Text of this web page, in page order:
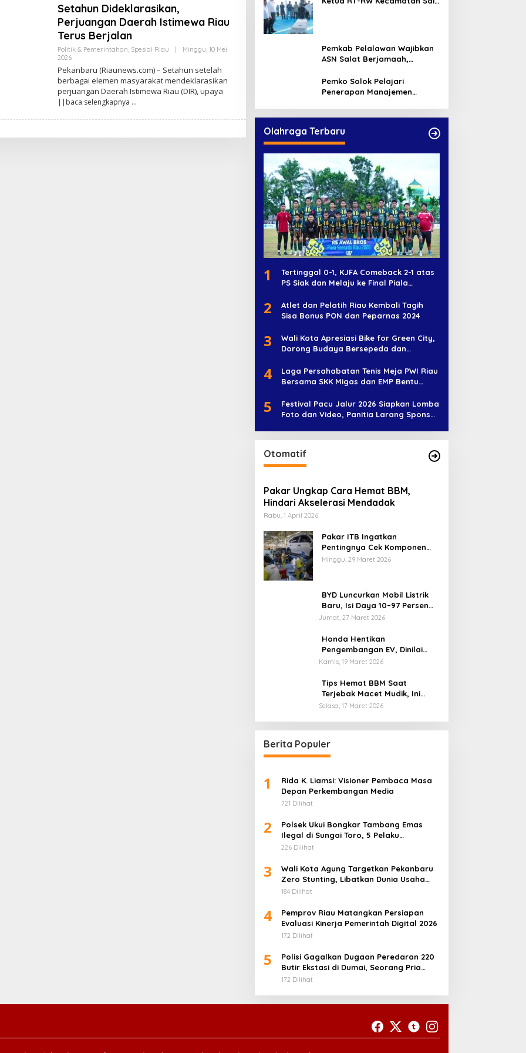
Setahun Dideklarasikan,
Perjuangan Daerah Istimewa Riau
Terus Berjalan
Politik & Pemerintahan, Spesial Riau
Minggu, 10 Mei
2026O
E
H
A
N
A
P
Pekanbaru (Riaunews.com) – Setahun setelah
berbagai elemen masyarakat mendeklarasikan
perjuangan Daerah Istimewa Riau (DIR), upaya
||baca selengkapnya
Pemkab Pelalawan Wajibkan
ASN Salat Berjamaah,
Jadi Empat Kali
Pemko Solok Pelajari
Penerapan Manajemen
Olahraga Terbaru
1
Tertinggal 0-1, KJFA Comeback 2-1 atas
PS Siak dan Melaju ke Final Piala
2
Atlet dan Pelatih Riau Kembali Tagih
Sisa Bonus PON dan Peparnas 2024
3
Wali Kota Apresiasi Bike for Green City,
Dorong Budaya Bersepeda dan
4
Laga Persahabatan Tenis Meja PWI Riau
Bersama SKK Migas dan EMP Bentu
5
Festival Pacu Jalur 2026 Siapkan Lomba
Foto dan Video, Panitia Larang Sponsor
Otomatif
Pakar Ungkap Cara Hemat BBM,
Hindari Akselerasi Mendadak
Rabu, 1 April 2026
Pakar ITB Ingatkan
Pentingnya Cek Komponen
Kendaraan Usai Mudik
Minggu, 29 Maret 2026
BYD Luncurkan Mobil Listrik
Baru, Isi Daya 10–97 Persen
Hanya 9 Menit
Jumat, 27 Maret 2026
Honda Hentikan
Pengembangan EV, Dinilai
Kian Tertinggal di Industri
Kamis, 19 Maret 2026
Tips Hemat BBM Saat
Terjebak Macet Mudik, Ini
Saran Pakar ITB
Selasa, 17 Maret 2026
Berita Populer
1
Rida K. Liamsi: Visioner Pembaca Masa
Depan Perkembangan Media
721 Dilihat
2
Polsek Ukui Bongkar Tambang Emas
Ilegal di Sungai Toro, 5 Pelaku
Diamankan
226 Dilihat
3
Wali Kota Agung Targetkan Pekanbaru
Zero Stunting, Libatkan Dunia Usaha
Penuhi Gizi Anak
184 Dilihat
4
Pemprov Riau Matangkan Persiapan
Evaluasi Kinerja Pemerintah Digital 2026
172 Dilihat
5
Polisi Gagalkan Dugaan Peredaran 220
Butir Ekstasi di Dumai, Seorang Pria
Ditangkap
172 Dilihat